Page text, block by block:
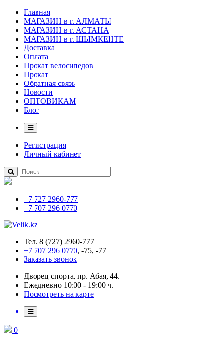
Главная
МАГАЗИН в г. АЛМАТЫ
МАГАЗИН в г. АСТАНА
МАГАЗИН в г. ШЫМКЕНТЕ
Доставка
Оплата
Прокат велосипедов
Прокат
Обратная связь
Новости
ОПТОВИКАМ
Блог
Регистрация
Личный кабинет
+7 727 2960-777
+7 707 296 0770
Тел. 8 (727) 2960-777
+7 707 296 0770, -75, -77
Заказать звонок
Дворец спорта, пр. Абая, 44.
Ежедневно 10:00 - 19:00 ч.
Посмотреть на карте
0